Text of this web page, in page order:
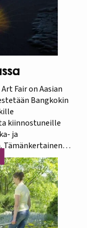
Fair on Aasian
Bangkokin
kiinnostuneille
ja
joka
entisestään.
monipuolisesta